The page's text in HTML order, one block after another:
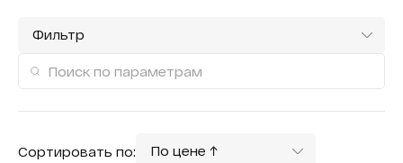
Фильтр
Сортировать по:
По цене ↑